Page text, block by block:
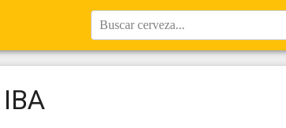
Buscar cerveza...